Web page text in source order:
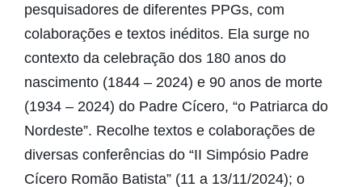
pesquisadores de diferentes PPGs, com
colaborações e textos inéditos. Ela surge no
contexto da celebração dos 180 anos do
nascimento (1844 – 2024) e 90 anos de morte
(1934 – 2024) do Padre Cícero, “o Patriarca do
Nordeste”. Recolhe textos e colaborações de
diversas conferências do “II Simpósio Padre
Cícero Romão Batista” (11 a 13/11/2024); o